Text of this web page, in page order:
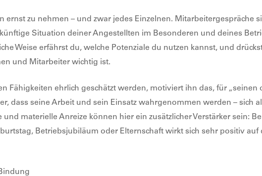
ernst zu nehmen – und zwar jedes Einzelnen. Mitarbeitergespräche
Situation deiner Angestellten im Besonderen und deines
Weise erfährst du, welche Potenziale du nutzen kannst, und
und Mitarbeiter wichtig ist.
Fähigkeiten ehrlich geschätzt werden, motiviert ihn das, für „seinen
dass seine Arbeit und sein Einsatz wahrgenommen werden – sich
materielle Anreize können hier ein zusätzlicher Verstärker sein:
Betriebsjubiläum oder Elternschaft wirkt sich sehr positiv auf